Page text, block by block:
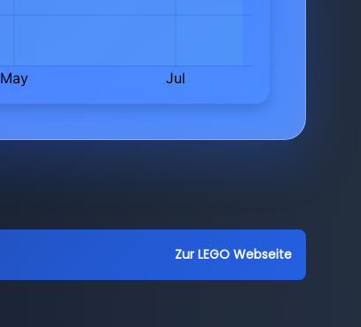
Zur LEGO Webseite